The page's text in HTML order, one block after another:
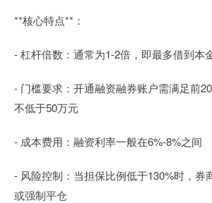
**核心特点**：
- 杠杆倍数：通常为1-2倍，即最多借到本
- 门槛要求：开通融资融券账户需满足前
不低于50万元
- 成本费用：融资利率一般在6%-8%之间
- 风险控制：当担保比例低于130%时，券
或强制平仓